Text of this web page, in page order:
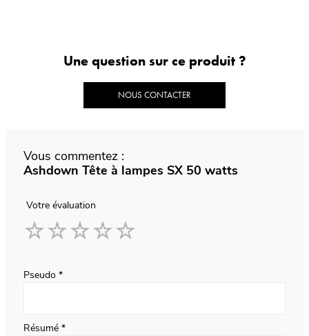
Une question sur ce produit ?
NOUS CONTACTER
Vous commentez :
Ashdown Tête à lampes SX 50 watts
Votre évaluation
Pseudo
Résumé